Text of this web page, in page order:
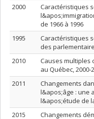
2000
Caractéristiques
de 1966 à 1996
1995
Caractéristiques
des
2010
Causes multiples
au Québec, 2000-
2011
Changements
l&apos;âge : une
l&apos;étude de
2015
Changements